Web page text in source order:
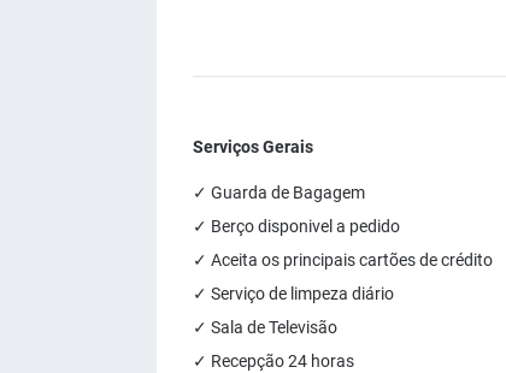
Serviços Gerais
✓ Guarda de Bagagem
✓ Berço disponivel a pedido
✓ Aceita os principais cartões de crédito
✓ Serviço de limpeza diário
✓ Sala de Televisão
✓ Recepção 24 horas